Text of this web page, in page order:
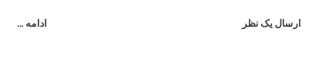
بسیار جالب است که ببینید مردم در پشت بام ها، بالکن ها یا حتی
ارسال یک نظر ادامه ...